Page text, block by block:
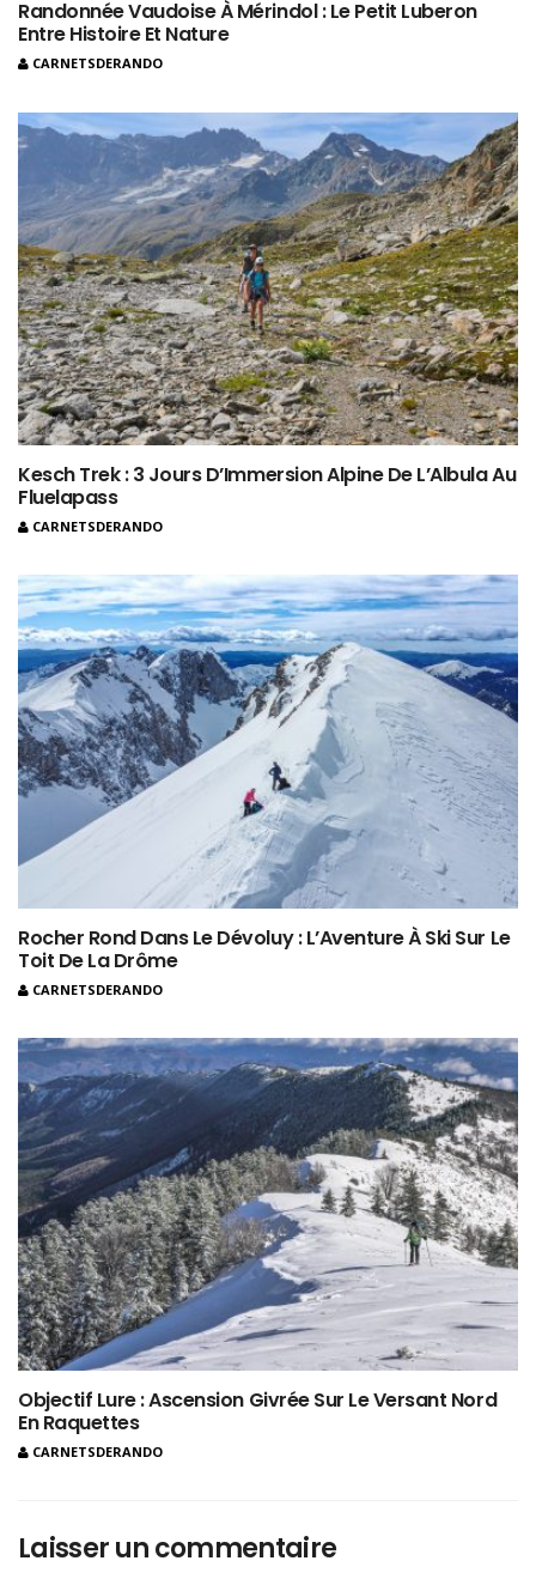
Randonnée Vaudoise À Mérindol : Le Petit Luberon
Entre Histoire Et Nature
CARNETSDERANDO
Kesch Trek : 3 Jours D’Immersion Alpine De L’Albula Au
Fluelapass
CARNETSDERANDO
Rocher Rond Dans Le Dévoluy : L’Aventure À Ski Sur Le
Toit De La Drôme
CARNETSDERANDO
Objectif Lure : Ascension Givrée Sur Le Versant Nord
En Raquettes
CARNETSDERANDO
Laisser un commentaire